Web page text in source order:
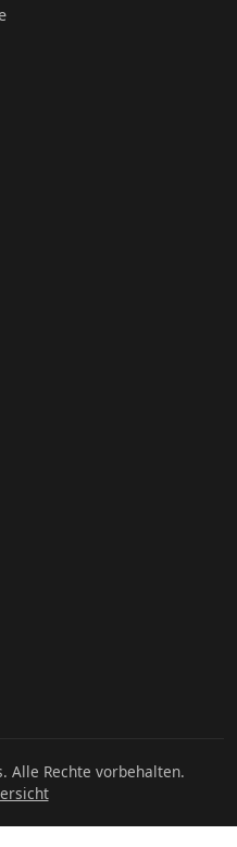
Alle Rechte vorbehalten.